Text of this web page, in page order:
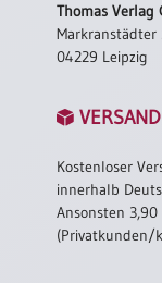
Bücher
Broschüren
Thomas Verlag
Markranstädter
04229 Leipzig
VERSAND
Kostenloser
innerhalb
Ansonsten
(Privatkunden/